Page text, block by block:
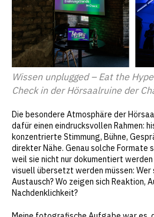
Wissen unplugged – Eat the
Check in der Hörsaalruine der
Die besondere Atmosphäre der
dafür einen eindrucksvollen Rahmen:
konzentrierte Stimmung, Bühne,
direkter Nähe. Genau solche Formate
weil sie nicht nur dokumentiert
visuell übersetzt werden müssen:
Austausch? Wo zeigen sich Reaktion,
Nachdenklichkeit?